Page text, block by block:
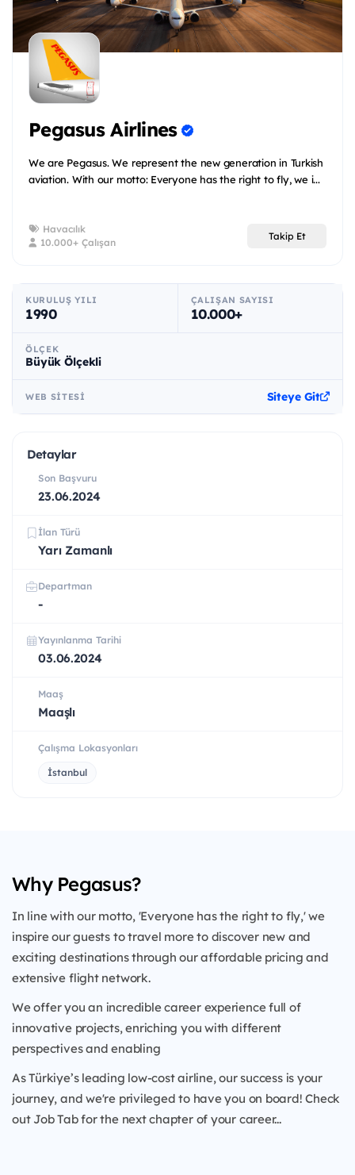
Pegasus Airlines
We are Pegasus. We represent the new generation in Turkish
aviation. With our motto: Everyone has the right to fly, we i...
Havacılık
10.000+ Çalışan
Takip Et
KURULUŞ YILI
1990
ÇALIŞAN SAYISI
10.000+
ÖLÇEK
Büyük Ölçekli
WEB SITESI Siteye Git
Detaylar
Son Başvuru
23.06.2024
İlan Türü
Yarı Zamanlı
Departman
-
Yayınlanma Tarihi
03.06.2024
Maaş
Maaşlı
Çalışma Lokasyonları
İstanbul
Why Pegasus?
In line with our motto, 'Everyone has the right to fly,' we
inspire our guests to travel more to discover new and
exciting destinations through our affordable pricing and
extensive flight network.
We offer you an incredible career experience full of
innovative projects, enriching you with different
perspectives and enabling
As Türkiye’s leading low-cost airline, our success is your
journey, and we're privileged to have you on board! Check
out Job Tab for the next chapter of your career...